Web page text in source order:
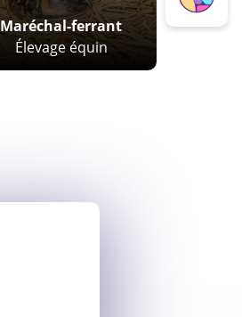
Maréchal-ferrant
Élevage équin